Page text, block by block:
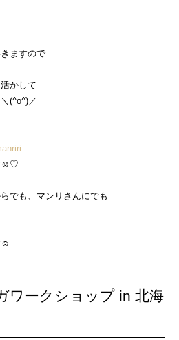
ますので
かして
(^o^)／
☺︎♡
でも、マンリさんにでも
☺️
ワークショップ in 北海